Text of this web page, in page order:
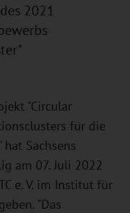
2021
"Circular
für die
Sachsens
am 07. Juli 2022
e. V. im Institut für
"Das